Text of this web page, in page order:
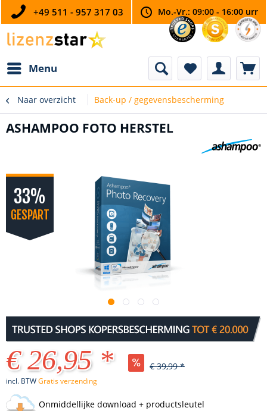
+49 511 - 957 317 03 Mo.-Vr.: 09:00 - 16:00 urr
Menu
Naar overzicht Back-up / gegevensbescherming
ASHAMPOO FOTO HERSTEL
33%
GESPART
€ 26,95 * € 39,99 *
incl. BTWGratis verzending
Onmiddellijke download + productsleutel